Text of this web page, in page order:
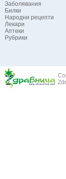
Заболявания
Билки
Народни рецепти
Лекари
Аптеки
Рубрики